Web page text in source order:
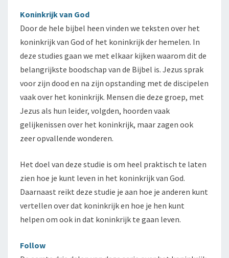
Koninkrijk van God
Door de hele bijbel heen vinden we teksten over het
koninkrijk van God of het koninkrijk der hemelen. In
deze studies gaan we met elkaar kijken waarom dit de
belangrijkste boodschap van de Bijbel is. Jezus sprak
voor zijn dood en na zijn opstanding met de discipelen
vaak over het koninkrijk. Mensen die deze groep, met
Jezus als hun leider, volgden, hoorden vaak
gelijkenissen over het koninkrijk, maar zagen ook
zeer opvallende wonderen.
Het doel van deze studie is om heel praktisch te laten
zien hoe je kunt leven in het koninkrijk van God.
Daarnaast reikt deze studie je aan hoe je anderen kunt
vertellen over dat koninkrijk en hoe je hen kunt
helpen om ook in dat koninkrijk te gaan leven.
Follow